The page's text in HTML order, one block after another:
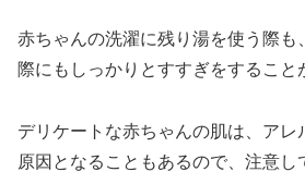
赤ちゃんの洗濯に残り湯を使う際も
際にもしっかりとすすぎをすること
デリケートな赤ちゃんの肌は、アレ
原因となることもあるので、注意し